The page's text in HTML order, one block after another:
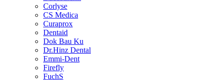
Corlyse
CS Medica
Curaprox
Dentaid
Dok Bau Ku
Dr.Hinz Dental
Emmi-Dent
Firefly
FuchS